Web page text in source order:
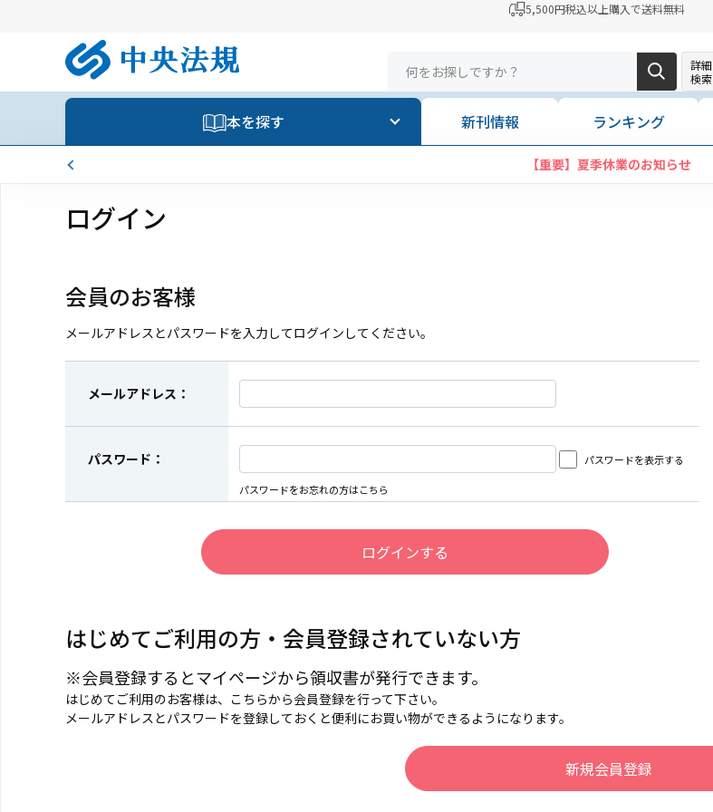
5,500円税込以上購入で送料無料
詳細
検索
本を探す 新刊情報 ランキング
【重要】夏季休業のお知らせ
ログイン
会員のお客様
メールアドレスとパスワードを入力してログインしてください。
メールアドレス：
パスワード： パスワードを表示する
パスワードをお忘れの方はこちら
はじめてご利用の方・会員登録されていない方
※会員登録するとマイページから領収書が発行できます。
はじめてご利用のお客様は、こちらから会員登録を行って下さい。
メールアドレスとパスワードを登録しておくと便利にお買い物ができるようになります。